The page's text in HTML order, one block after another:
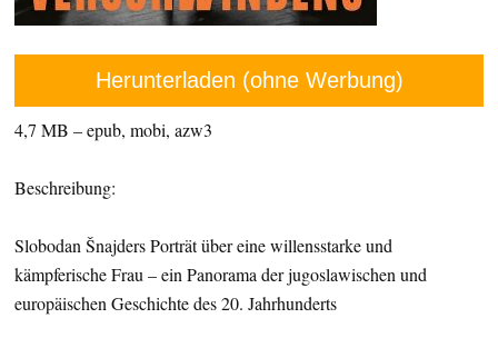
Herunterladen (ohne Werbung)
4,7 MB – epub, mobi, azw3
Beschreibung:
Slobodan Šnajders Porträt über eine willensstarke und
kämpferische Frau – ein Panorama der jugoslawischen und
europäischen Geschichte des 20. Jahrhunderts